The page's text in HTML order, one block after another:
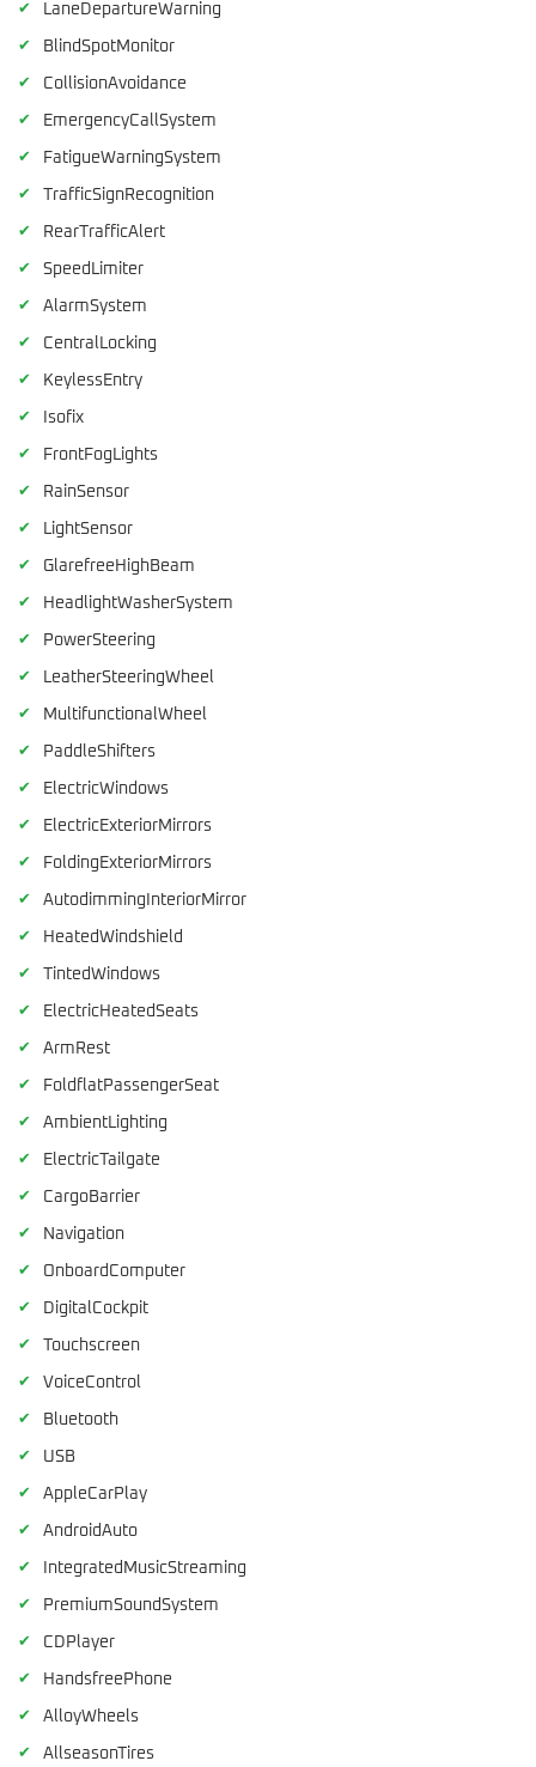
✔ LaneDepartureWarning
✔ BlindSpotMonitor
✔ CollisionAvoidance
✔ EmergencyCallSystem
✔ FatigueWarningSystem
✔ TrafficSignRecognition
✔ RearTrafficAlert
✔ SpeedLimiter
✔ AlarmSystem
✔ CentralLocking
✔ KeylessEntry
✔ Isofix
✔ FrontFogLights
✔ RainSensor
✔ LightSensor
✔ GlarefreeHighBeam
✔ HeadlightWasherSystem
✔ PowerSteering
✔ LeatherSteeringWheel
✔ MultifunctionalWheel
✔ PaddleShifters
✔ ElectricWindows
✔ ElectricExteriorMirrors
✔ FoldingExteriorMirrors
✔ AutodimmingInteriorMirror
✔ HeatedWindshield
✔ TintedWindows
✔ ElectricHeatedSeats
✔ ArmRest
✔ FoldflatPassengerSeat
✔ AmbientLighting
✔ ElectricTailgate
✔ CargoBarrier
✔ Navigation
✔ OnboardComputer
✔ DigitalCockpit
✔ Touchscreen
✔ VoiceControl
✔ Bluetooth
✔ USB
✔ AppleCarPlay
✔ AndroidAuto
✔ IntegratedMusicStreaming
✔ PremiumSoundSystem
✔ CDPlayer
✔ HandsfreePhone
✔ AlloyWheels
✔ AllseasonTires